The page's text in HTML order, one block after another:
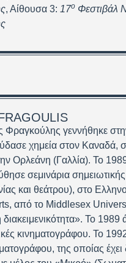
, Αίθουσα 3: 17ο Φεστιβάλ
γεννήθηκε
χημεία στον
Ορλεάνη (Γαλλία). Το
σεμινάρια
και θεάτρου), στο
από το Middlesex
Το
κινηματογράφου. Το
της οποίας έχει